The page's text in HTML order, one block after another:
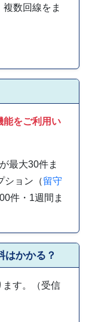
数回線をま
能をご利用い
最大30件ま
ション（留守
件・1週間ま
はかかる ？
ます。（受信